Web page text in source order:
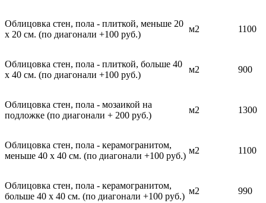
Облицовка стен, пола - плиткой, меньше 20
х 20 см. (по диагонали +100 руб.)
м2 1100
Облицовка стен, пола - плиткой, больше 40
х 40 см. (по диагонали +100 руб.)
м2 900
Облицовка стен, пола - мозаикой на
подложке (по диагонали + 200 руб.)
м2 1300
Облицовка стен, пола - керамогранитом,
меньше 40 х 40 см. (по диагонали +100 руб.)
м2 1100
Облицовка стен, пола - керамогранитом,
больше 40 х 40 см. (по диагонали +100 руб.)
м2 990